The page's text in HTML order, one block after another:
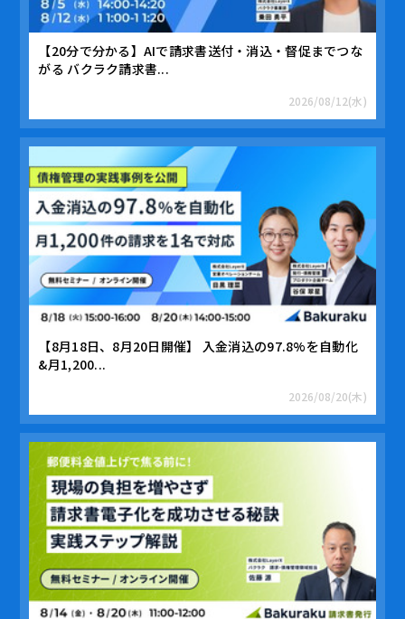
【20分で分かる】AIで請求書送付・消込・督促までつな
がる バクラク請求書...
2026/08/12(水)
【8月18日、8月20日開催】 入金消込の97.8%を自動化
&月1,200...
2026/08/20(木)